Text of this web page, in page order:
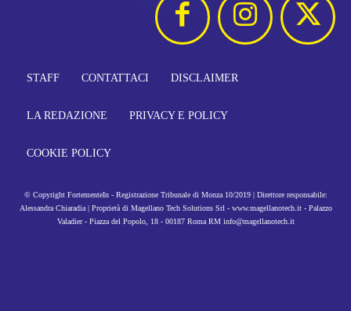
STAFF CONTATTACI DISCLAIMER
LA REDAZIONE PRIVACY E POLICY
COOKIE POLICY
© Copyright FortementeIn - Registrazione Tribunale di Monza 10/2019 | Direttore responsabile:
Alessandra Chiaradia | Proprietà di Magellano Tech Solutions Srl - www.magellanotech.it - Palazzo
Valadier - Piazza del Popolo, 18 - 00187 Roma RM info@magellanotech.it